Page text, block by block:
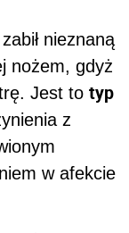
nieznaną
nożem, gdyż
Jest to typ
z
w afekcie